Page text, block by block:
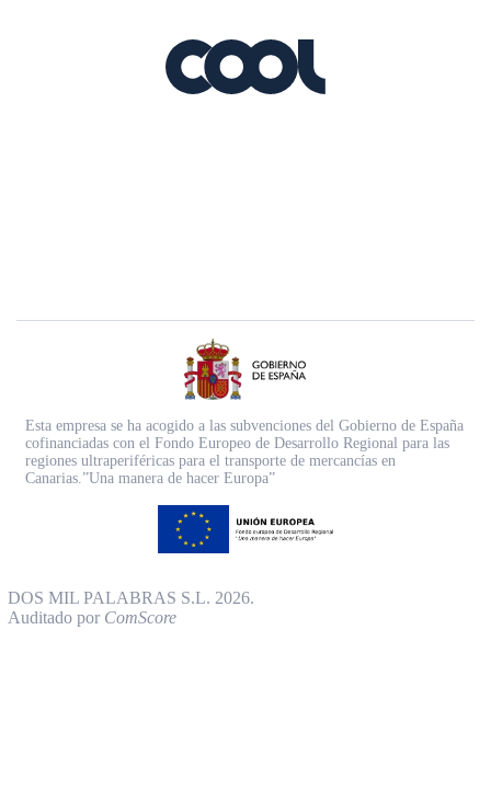
Esta empresa se ha acogido a las subvenciones del Gobierno de España
cofinanciadas con el Fondo Europeo de Desarrollo Regional para las
regiones ultraperiféricas para el transporte de mercancías en
Canarias.”Una manera de hacer Europa”
DOS MIL PALABRAS S.L. 2026.
Auditado por ComScore